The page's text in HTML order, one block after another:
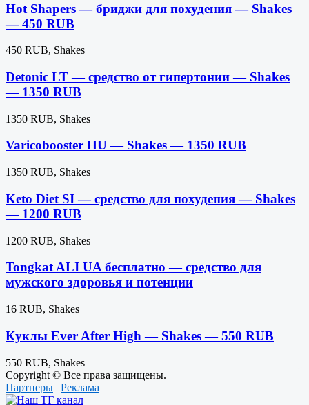
Hot Shapers — бриджи для похудения — Shakes
— 450 RUB
450 RUB, Shakes
Detonic LT — средство от гипертонии — Shakes
— 1350 RUB
1350 RUB, Shakes
Varicobooster HU — Shakes — 1350 RUB
1350 RUB, Shakes
Keto Diet SI — средство для похудения — Shakes
— 1200 RUB
1200 RUB, Shakes
Tongkat ALI UA бесплатно — средство для
мужского здоровья и потенции
16 RUB, Shakes
Куклы Ever After High — Shakes — 550 RUB
550 RUB, Shakes
Copyright © Все права защищены.
Партнеры | Реклама